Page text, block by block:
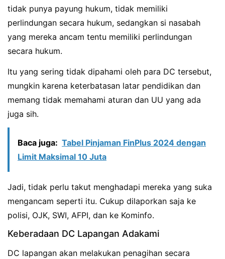
tidak punya payung hukum, tidak memiliki
perlindungan secara hukum, sedangkan si nasabah
yang mereka ancam tentu memiliki perlindungan
secara hukum.
Itu yang sering tidak dipahami oleh para DC tersebut,
mungkin karena keterbatasan latar pendidikan dan
memang tidak memahami aturan dan UU yang ada
juga sih.
Baca juga: Tabel Pinjaman FinPlus 2024 dengan
Limit Maksimal 10 Juta
Jadi, tidak perlu takut menghadapi mereka yang suka
mengancam seperti itu. Cukup dilaporkan saja ke
polisi, OJK, SWI, AFPI, dan ke Kominfo.
Keberadaan DC Lapangan Adakami
DC lapangan akan melakukan penagihan secara